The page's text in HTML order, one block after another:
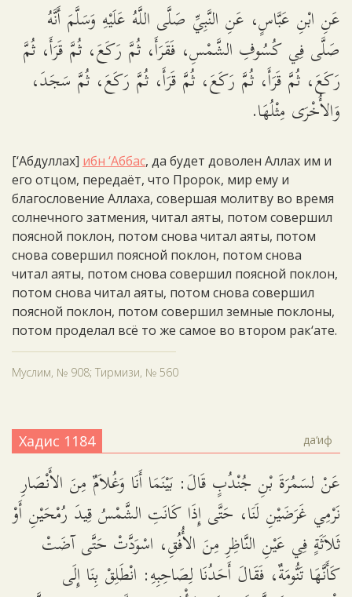
عَنِ ابْنِ عَبَّاسٍ، عَنِ النَّبِيِّ صَلَّى اللَّهُ عَلَيْهِ وَسَلَّمَ أَنَّهُ
صَلَّى فِي كُسُوفِ الشَّمْسِ، فَقَرَأَ، ثُمَّ رَكَعَ، ثُمَّ قَرَأَ، ثُمَّ
رَكَعَ، ثُمَّ قَرَأَ، ثُمَّ رَكَعَ، ثُمَّ قَرَأَ، ثُمَّ رَكَعَ، ثُمَّ سَجَدَ،
وَالأُخْرَى مِثْلُهَا.
[‘Абдуллах] ибн ‘Аббас, да будет доволен Аллах им и
его отцом, передаёт, что Пророк, мир ему и
благословение Аллаха, совершая молитву во время
солнечного затмения, читал аяты, потом совершил
поясной поклон, потом снова читал аяты, потом
снова совершил поясной поклон, потом снова
читал аяты, потом снова совершил поясной поклон,
потом снова читал аяты, потом снова совершил
поясной поклон, потом совершил земные поклоны,
потом проделал всё то же самое во втором рак‘ате.
Муслим, № 908; Тирмизи, № 560
Хадис 1184 да‘иф
عَنْ لسَمُرَةَ بْنِ جُنْدُبٍ قَالَ: بَيْنَمَا أَنَا وَغُلاَمٌ مِنَ الأَنْصَارِ
نَرْمِي غَرَضَيْنِ لَنَا، حَتَّى إِذَا كَانَتِ الشَّمْسُ قِيدَ رُمْحَيْنِ أَوْ
ثَلاَثَةٍ فِي عَيْنِ النَّاظِرِ مِنَ الأُفُقِ، اسْوَدَّتْ حَتَّى آضَتْ
كَأَنَّهَا تَنُّومَةٌ، فَقَالَ أَحَدُنَا لِصَاحِبِهِ: انْطَلِقْ بِنَا إِلَى